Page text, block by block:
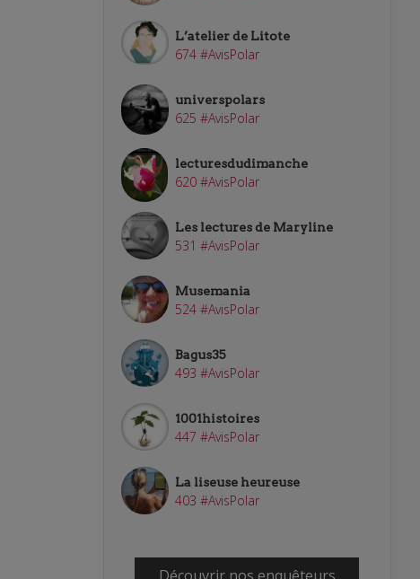
L’atelier de Litote
674 #AvisPolar
universpolars
625 #AvisPolar
lecturesdudimanche
620 #AvisPolar
Les lectures de Maryline
531 #AvisPolar
Musemania
524 #AvisPolar
Bagus35
493 #AvisPolar
1001histoires
447 #AvisPolar
La liseuse heureuse
403 #AvisPolar